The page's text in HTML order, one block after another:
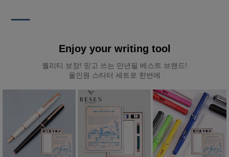
Enjoy your writing tool
퀄리티 보장! 믿고 쓰는 만년필 베스트 브랜드!
올인원 스타터 세트로 한번에